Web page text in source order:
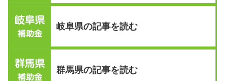
岐阜県の記事を読む
群馬県の記事を読む